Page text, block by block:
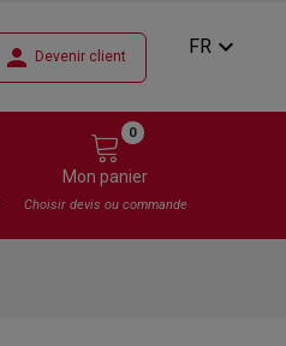
person Devenir client FR expand_more
Mon panier
0
Choisir devis ou commande